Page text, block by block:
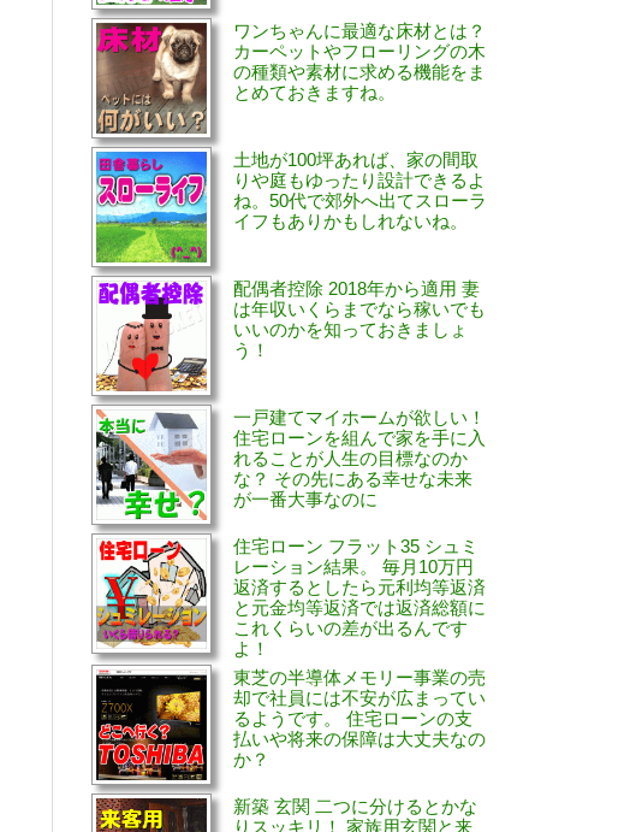
ワンちゃんに最適な床材とは？
カーペットやフローリングの木
の種類や素材に求める機能をま
とめておきますね。
土地が100坪あれば、家の間取
りや庭もゆったり設計できるよ
ね。50代で郊外へ出てスローラ
イフもありかもしれないね。
配偶者控除 2018年から適用 妻
は年収いくらまでなら稼いでも
いいのかを知っておきましょ
う！
一戸建てマイホームが欲しい！
住宅ローンを組んで家を手に入
れることが人生の目標なのか
な？ その先にある幸せな未来
が一番大事なのに
住宅ローン フラット35 シュミ
レーション結果。 毎月10万円
返済するとしたら元利均等返済
と元金均等返済では返済総額に
これくらいの差が出るんです
よ！
東芝の半導体メモリー事業の売
却で社員には不安が広まってい
るようです。 住宅ローンの支
払いや将来の保障は大丈夫なの
か？
新築 玄関 二つに分けるとかな
りスッキリ！ 家族用玄関と来